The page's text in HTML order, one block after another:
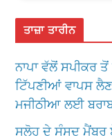
ਤਾਜ਼ਾ ਤਾਰੀਨ
ਨਾਪਾ ਵੱਲੋਂ ਸਪੀਕਰ
ਟਿੱਪਣੀਆਂ ਵਾਪਸ
ਮਜੀਠੀਆ ਲਈ
ਸਲੋਹ ਦੇ ਸੰਸਦ ਮੈਂਬਰ